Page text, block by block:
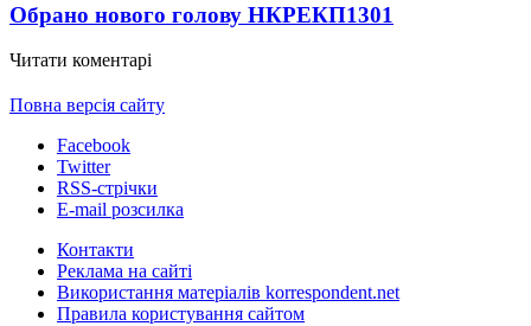
Обрано нового голову НКРЕКП1301
Читати коментарі
Повна версія сайту
Facebook
Twitter
RSS-стрічки
E-mail розсилка
Контакти
Реклама на сайті
Використання матеріалів korrespondent.net
Правила користування сайтом